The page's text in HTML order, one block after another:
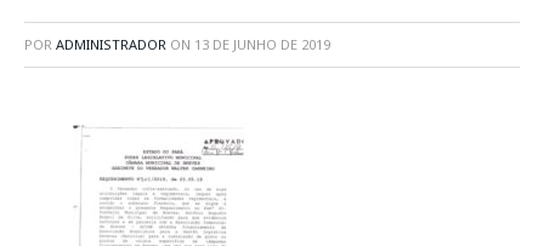
POR ADMINISTRADOR ON 13 DE JUNHO DE 2019